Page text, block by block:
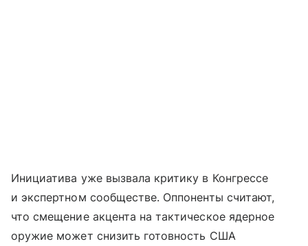
Инициатива уже вызвала критику в Конгрессе
и экспертном сообществе. Оппоненты считают,
что смещение акцента на тактическое ядерное
оружие может снизить готовность США